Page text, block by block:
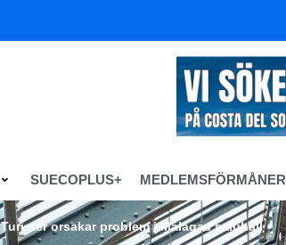
SUECOPLUS+ MEDLEMSFÖRMÅNER
Turister orsakar problem i Málagas saluhall